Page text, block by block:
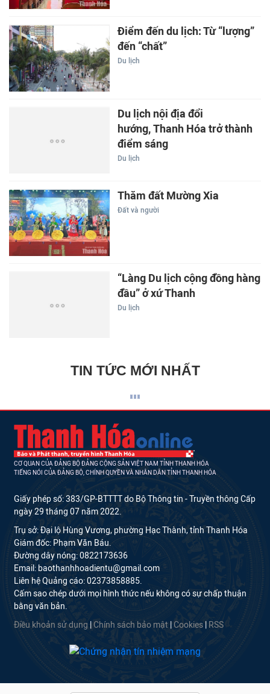
Điểm đến du lịch: Từ “lượng”
đến “chất”
Du lịch
Du lịch nội địa đổi
hướng, Thanh Hóa trở thành
điểm sáng
Du lịch
Thăm đất Mường Xia
Đất và người
“Làng Du lịch cộng đồng hàng
đầu” ở xứ Thanh
Du lịch
TIN TỨC MỚI NHẤT
CƠ QUAN CỦA ĐẢNG BỘ ĐẢNG CỘNG SẢN VIỆT NAM TỈNH THANH HÓA
TIẾNG NÓI CỦA ĐẢNG BỘ, CHÍNH QUYỀN VÀ NHÂN DÂN TỈNH THANH HÓA
Giấy phép số: 383/GP-BTTTT do Bộ Thông tin - Truyền thông Cấp
ngày 29 tháng 07 năm 2022.
Trụ sở: Đại lộ Hùng Vương, phường Hạc Thành, tỉnh Thanh Hóa
Giám đốc: Phạm Văn Báu.
Đường dây nóng: 0822173636
Email: baothanhhoadientu@gmail.com
Liên hệ Quảng cáo: 02373858885.
Cấm sao chép dưới mọi hình thức nếu không có sự chấp thuận
bằng văn bản.
Điều khoản sử dụng Chính sách bảo mật Cookies RSS